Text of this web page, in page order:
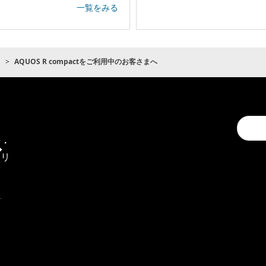
一覧をみる
AQUOS R compactをご利用中のお客さまへ
Conduct
a
search